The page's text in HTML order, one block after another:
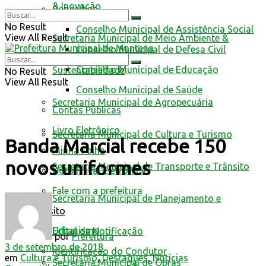
Conselhos
Conselho Municipal de Assistência Social
Conselho Municipal de Defesa Civil
Conselho Municipal de Educação
Conselho Municipal de Saúde
Contas Públicas
Livro Eletrônico
Minha Folha
Nota Fiscal Eletrônica
Fale com a prefeitura
Trânsito
Edital de Notificação
Identificacao do Condutor
& Inovação
Secretaria Municipal de Meio Ambiente &
Sustentabilidade
Secretaria Municipal de Agropecuária
Secretaria Municipal de Cultura e Turismo
Secretaria Municipal de Transporte e Trânsito
Secretaria Municipal de Planejamento e
Urbanismo
Secretaria Municipal de Obras
No Result
View All Result
No Result
View All Result
Banda Marcial recebe 150
novos uniformes
por Prefeitura
3 de setembro de 2018
em Cultura e Turismo,Destaques,Notícias